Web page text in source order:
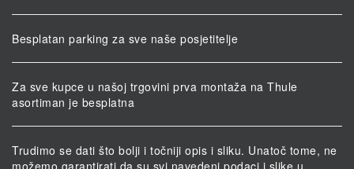
Besplatan parking za sve naše posjetitelje
Za sve kupce u našoj trgovini prva montaža na Thule
asortiman je besplatna
Trudimo se dati što bolji i točniji opis i sliku. Unatoč tome, ne